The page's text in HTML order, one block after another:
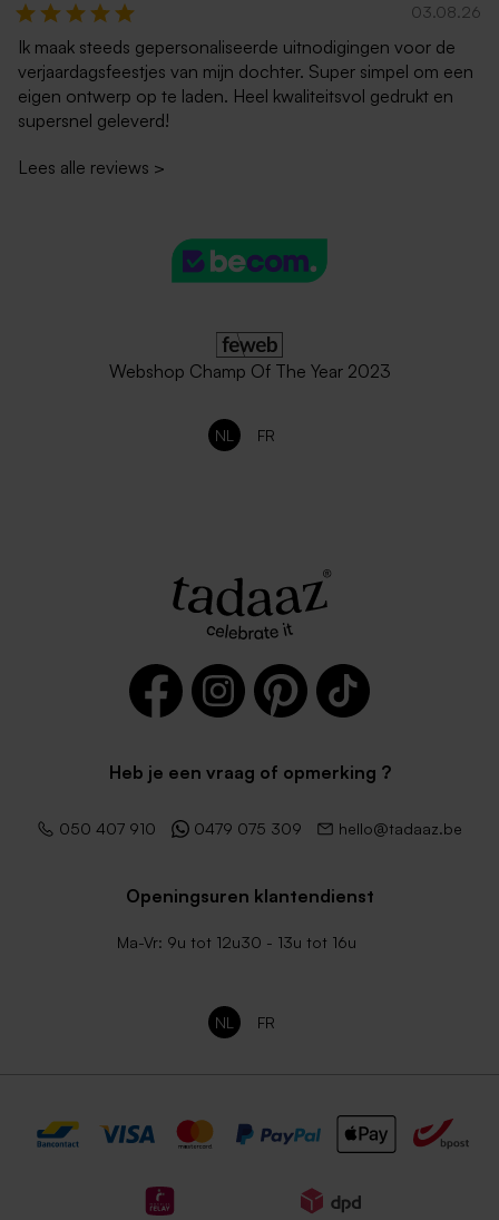
03.08.26
Ik maak steeds gepersonaliseerde uitnodigingen voor de
verjaardagsfeestjes van mijn dochter. Super simpel om een
eigen ontwerp op te laden. Heel kwaliteitsvol gedrukt en
supersnel geleverd!
Lees alle reviews >
Webshop Champ Of The Year 2023
NL FR
Heb je een vraag of opmerking ?
050 407 910 0479 075 309 hello@tadaaz.be
Openingsuren klantendienst
Ma-Vr: 9u tot 12u30 - 13u tot 16u
NL FR